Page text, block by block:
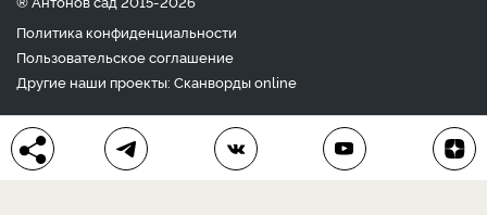
Политика конфиденциальности
Пользовательское соглашение
Другие наши проекты: Сканвордыonline
Любое использование материала допускается только с
письменного согласия редакции